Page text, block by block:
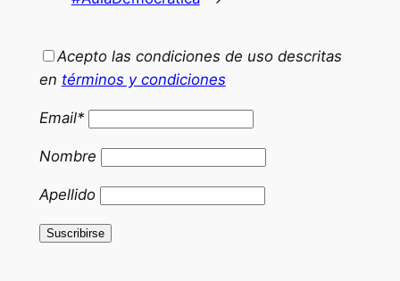
Acepto las condiciones de uso descritas
en términos y condiciones
Email*
Nombre
Apellido